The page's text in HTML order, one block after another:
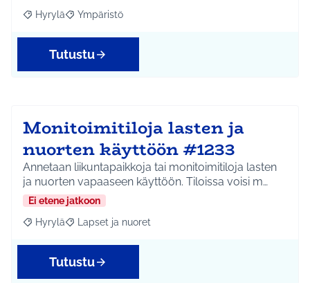
Rajaa tulokset aihepiirin mukaan: Hyrylä
Hyrylä Rajaa tulokset teeman mukaan: Ympäristö
Ympäristö
Tutustu
Monitoimitiloja lasten ja
nuorten käyttöön #1233
Annetaan liikuntapaikkoja tai monitoimitiloja lasten
ja nuorten vapaaseen käyttöön. Tiloissa voisi m…
Ei etene jatkoon
Rajaa tulokset aihepiirin mukaan: Hyrylä
Hyrylä Rajaa tulokset teeman mukaan: Lapset ja nuoret
Lapset ja nuoret
Tutustu